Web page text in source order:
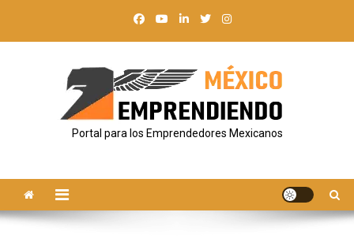
Portal para los Emprendedores Mexicanos